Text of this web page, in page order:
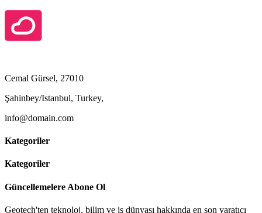
Cemal Gürsel, 27010
Şahinbey/Istanbul, Turkey,
info@domain.com
Kategoriler
Kategoriler
Güncellemelere Abone Ol
Geotech'ten teknoloj, bilim ve iş dünyası hakkında en son yaratıcı